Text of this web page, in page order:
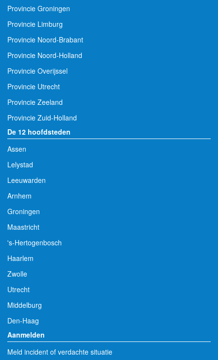
Provincie Groningen
Provincie Limburg
Provincie Noord-Brabant
Provincie Noord-Holland
Provincie Overijssel
Provincie Utrecht
Provincie Zeeland
Provincie Zuid-Holland
De 12 hoofdsteden
Assen
Lelystad
Leeuwarden
Arnhem
Groningen
Maastricht
's-Hertogenbosch
Haarlem
Zwolle
Utrecht
Middelburg
Den-Haag
Aanmelden
Meld incident of verdachte situatie